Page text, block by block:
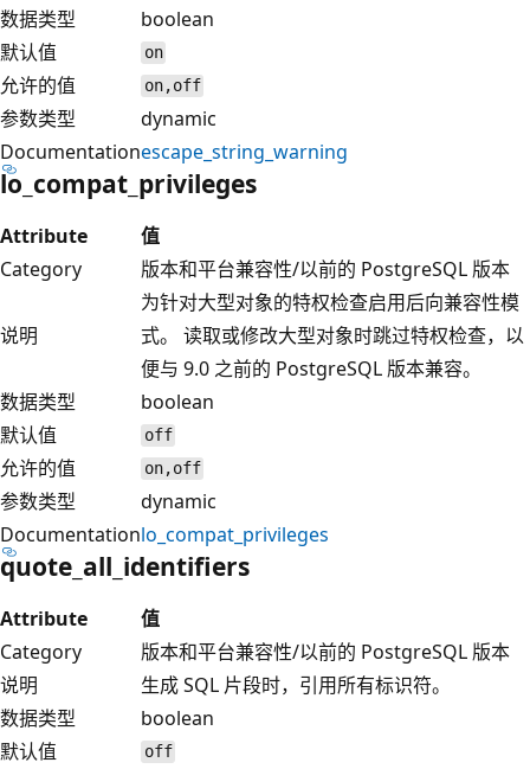
数据类型
boolean
默认值
on
允许的值 on,off
参数类型
dynamic
Documentationescape_string_warning
lo_compat_privileges
Attribute
值
Category
版本和平台兼容性/以前的 PostgreSQL 版本
说明
为针对大型对象的特权检查启用后向兼容性模
式。 读取或修改大型对象时跳过特权检查，以
便与 9.0 之前的 PostgreSQL 版本兼容。
数据类型
boolean
默认值
off
允许的值 on,off
参数类型
dynamic
Documentationlo_compat_privileges
quote_all_identifiers
Attribute
值
Category
版本和平台兼容性/以前的 PostgreSQL 版本
说明
生成 SQL 片段时，引用所有标识符。
数据类型
boolean
默认值
off